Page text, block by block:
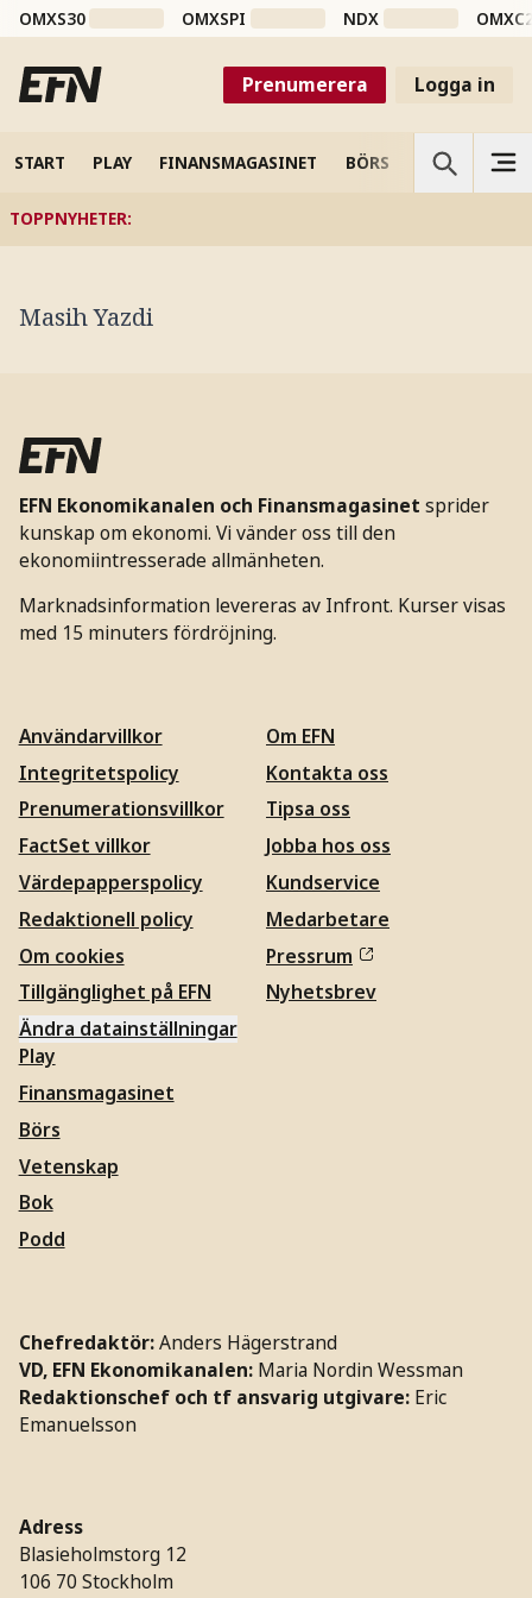
OMXS30 OMXSPI NDX
Prenumerera Logga in
START PLAY FINANSMAGASINET BÖRS VETENSKAP
TOPPNYHETER:
Masih Yazdi
EFN Ekonomikanalen och Finansmagasinet sprider
kunskap om ekonomi. Vi vänder oss till den
ekonomiintresserade allmänheten.
Marknadsinformation levereras av Infront. Kurser visas
med 15 minuters fördröjning.
Användarvillkor
Integritetspolicy
Prenumerationsvillkor
FactSet villkor
Värdepapperspolicy
Redaktionell policy
Om cookies
Tillgänglighet på EFN
Ändra datainställningar
Om EFN
Kontakta oss
Tipsa oss
Jobba hos oss
Kundservice
Medarbetare
Pressrum
Nyhetsbrev
Play
Finansmagasinet
Börs
Vetenskap
Bok
Podd
Chefredaktör:Anders Hägerstrand
VD, EFN Ekonomikanalen: Maria Nordin Wessman
Redaktionschef och tf ansvarig utgivare: Eric
Emanuelsson
Adress
Blasieholmstorg 12
106 70 Stockholm